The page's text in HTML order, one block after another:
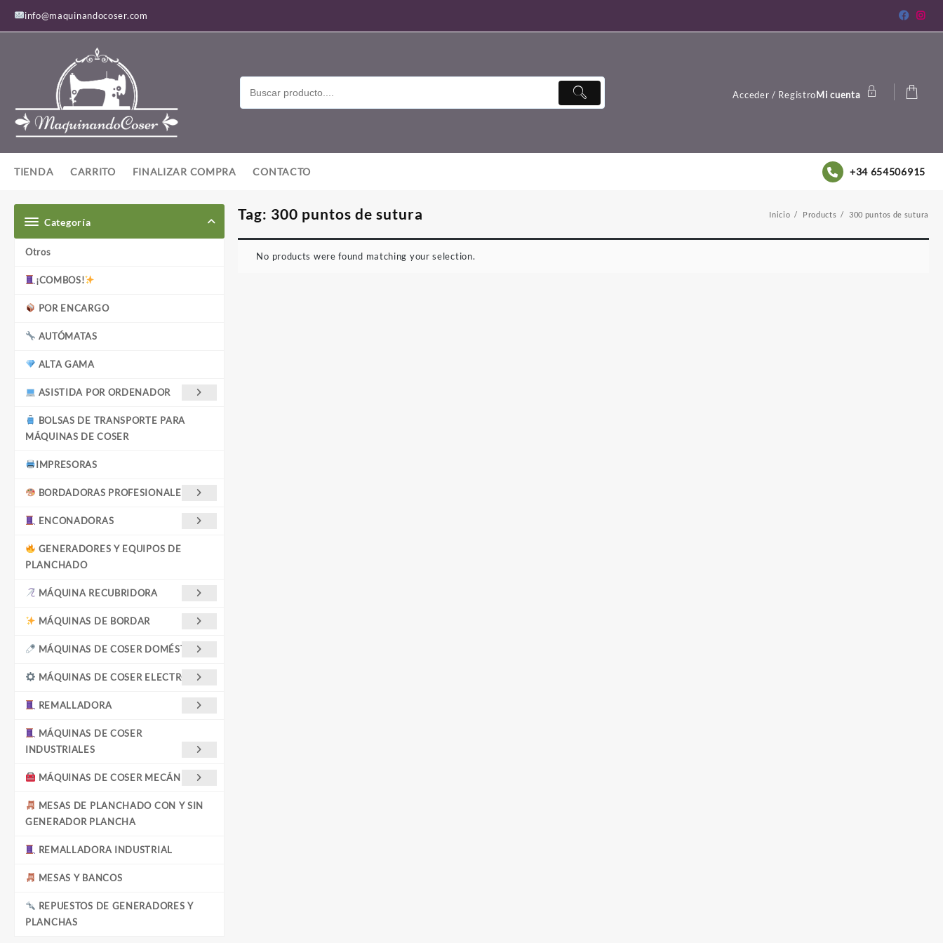
contenido
info@maquinandocoser.com
Acceder / RegistroMi cuenta
TIENDA CARRITO FINALIZAR COMPRA CONTACTO +34 654506915
Categoría
Otros
¡COMBOS!
POR ENCARGO
AUTÓMATAS
ALTA GAMA
ASISTIDA POR ORDENADOR
BOLSAS DE TRANSPORTE PARA
MÁQUINAS DE COSER
IMPRESORAS
BORDADORAS PROFESIONALES
ENCONADORAS
GENERADORES Y EQUIPOS DE
PLANCHADO
MÁQUINA RECUBRIDORA
MÁQUINAS DE BORDAR
MÁQUINAS DE COSER DOMÉSTICAS
MÁQUINAS DE COSER ELECTRÓNICA
REMALLADORA
MÁQUINAS DE COSER
INDUSTRIALES
MÁQUINAS DE COSER MECÁNICAS
MESAS DE PLANCHADO CON Y SIN
GENERADOR PLANCHA
REMALLADORA INDUSTRIAL
MESAS Y BANCOS
REPUESTOS DE GENERADORES Y
PLANCHAS
Tag: 300 puntos de sutura Inicio Products 300 puntos de sutura
No products were found matching your selection.